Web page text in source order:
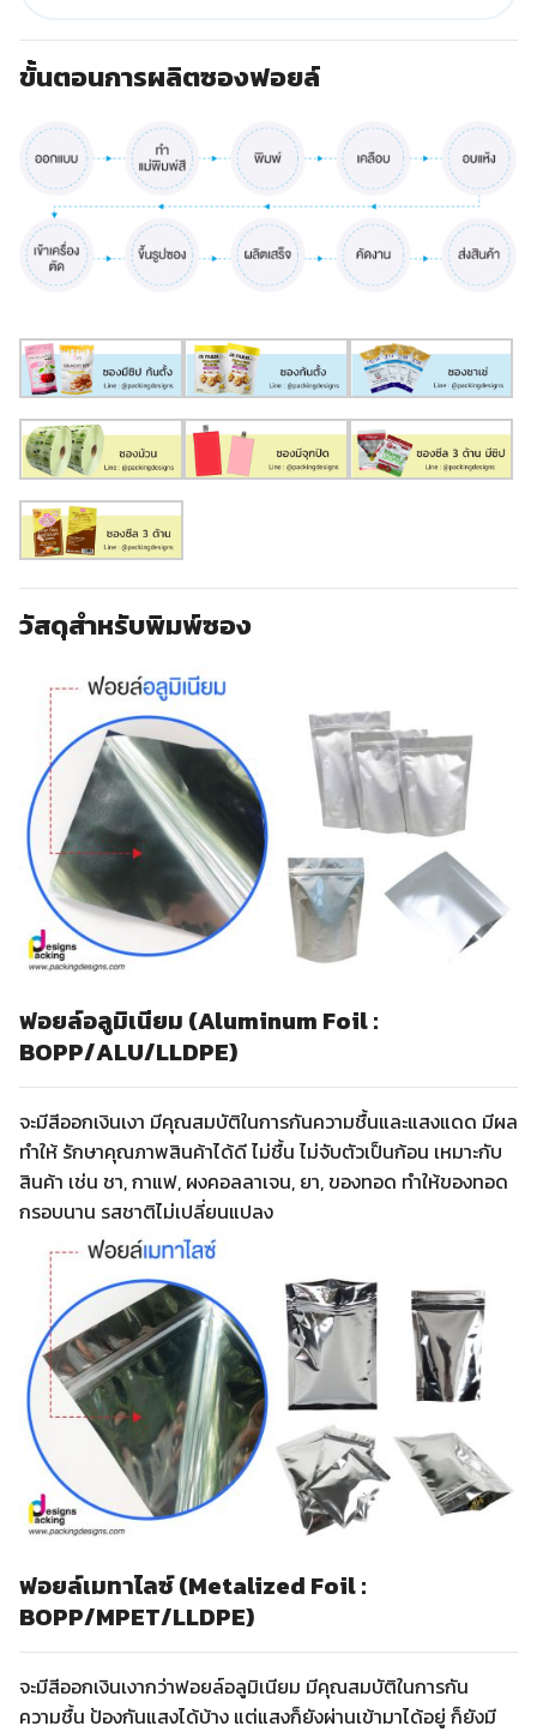
ขั้นตอนการผลิตซองฟอยล์
วัสดุสำหรับพิมพ์ซอง
ฟอยล์อลูมิเนียม (Aluminum Foil :
BOPP/ALU/LLDPE)
จะมีสีออกเงินเงา มีคุณสมบัติในการกันความชื้นและแสงแดด มีผล
ทำให้ รักษาคุณภาพสินค้าได้ดี ไม่ชื้น ไม่จับตัวเป็นก้อน เหมาะกับ
สินค้า เช่น ชา, กาแฟ, ผงคอลลาเจน, ยา, ของทอด ทำให้ของทอด
กรอบนาน รสชาติไม่เปลี่ยนแปลง
ฟอยล์เมทาไลซ์ (Metalized Foil :
BOPP/MPET/LLDPE)
จะมีสีออกเงินเงากว่าฟอยล์อลูมิเนียม มีคุณสมบัติในการกัน
ความชื้น ป้องกันแสงได้บ้าง แต่แสงก็ยังผ่านเข้ามาได้อยู่ ก็ยังมี